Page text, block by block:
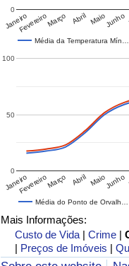
Média da Temperatura Mín…
JaneiroFevereiroMarço Abril MaioJunho
0
Média do Ponto de Orvalh…
JaneiroFevereiroMarço Abril MaioJunho
0
50
100
Mais Informações:
Custo de Vida |Crime |
| Preços de Imóveis |